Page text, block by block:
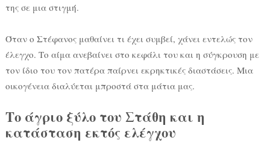
της σε μια στιγμή.
Όταν ο Στέφανος μαθαίνει τι έχει συμβεί, χάνει εντελώς τον
έλεγχο. Το αίμα ανεβαίνει στο κεφάλι του και η σύγκρουση με
τον ίδιο του τον πατέρα παίρνει εκρηκτικές διαστάσεις. Μια
οικογένεια διαλύεται μπροστά στα μάτια μας.
Το άγριο ξύλο του Στάθη και η
κατάσταση εκτός ελέγχου